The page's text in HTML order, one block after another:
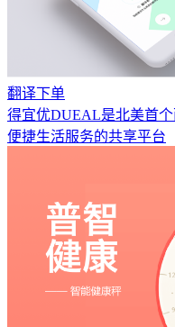
翻译下单
得宜优DUEAL是北美首
便捷生活服务的共享平台